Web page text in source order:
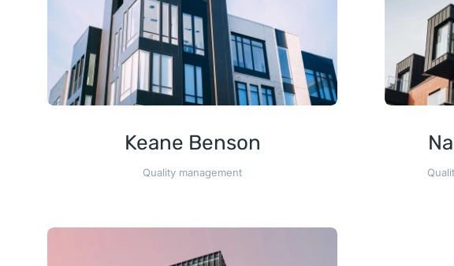
Keane Benson
Quality management